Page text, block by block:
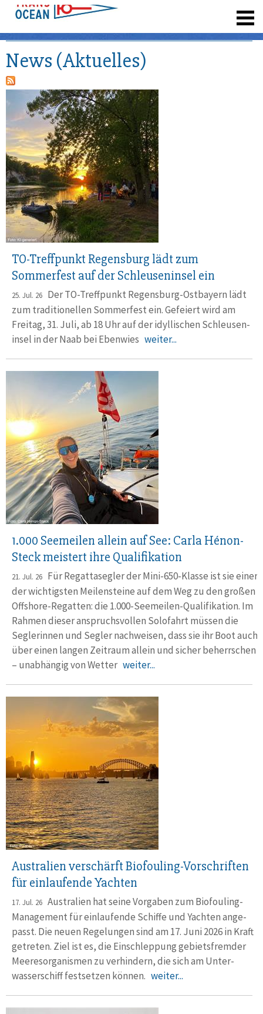
News (Aktuelles)
TO-Treffpunkt Regensburg lädt zum
Sommerfest auf der Schleuseninsel ein
25. Jul. 26 Der TO-Treffpunkt Regensburg-Ostbayern lädt
zum tradi­tio­nellen Sommerfest ein. Gefeiert wird am
Freitag, 31. Juli, ab 18 Uhr auf der idylli­schen Schleusen­
insel in der Naab bei Ebenwies weiter...
1.000 Seemeilen allein auf See: Carla Hénon-
Steck meistert ihre Qualifikation
21. Jul. 26 Für Regattasegler der Mini-650-Klasse ist sie einer
der wichtigsten Meilensteine auf dem Weg zu den großen
Offshore-Regatten: die 1.000-Seemeilen-Qualifikation. Im
Rahmen dieser anspruchsvollen Solofahrt müssen die
Seglerinnen und Segler nachweisen, dass sie ihr Boot auch
über einen langen Zeitraum allein und sicher beherrschen
– unabhängig von Wetter weiter...
Australien verschärft Biofouling-Vorschriften
für einlaufende Yachten
17. Jul. 26 Australien hat seine Vorgaben zum Biofouling-
Manage­ment für einlau­fende Schiffe und Yachten ange­
passt. Die neuen Rege­lungen sind am 17. Juni 2026 in Kraft
getreten. Ziel ist es, die Ein­schlep­pung gebiets­fremder
Meeres­orga­nismen zu ver­hindern, die sich am Unter­
wasser­schiff fest­setzen können. weiter...